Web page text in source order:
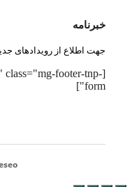
خبرنامه
جهت اطلاع از رویدادهای
class="mg-footer-tnp-
form"]